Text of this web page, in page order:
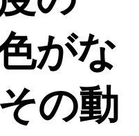
がな
の動